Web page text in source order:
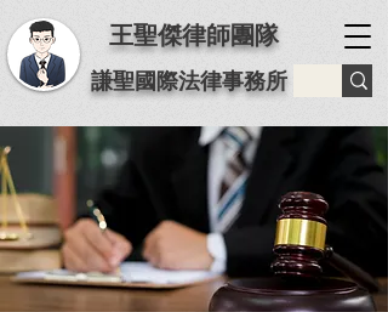
王聖傑律師團隊
謙聖國際法律事務所